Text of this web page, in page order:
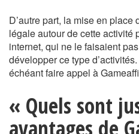
D’autre part, la mise en place
légale autour de cette activité
internet, qui ne le faisaient
développer ce type
échéant faire appel à
« Quels sont
avantages de